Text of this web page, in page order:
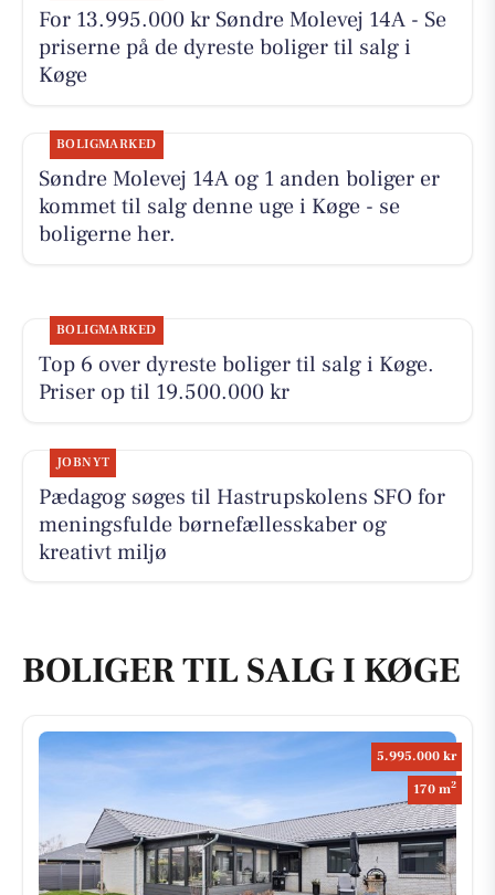
For 13.995.000 kr Søndre Molevej 14A - Se
priserne på de dyreste boliger til salg i
Køge
BOLIGMARKED
Søndre Molevej 14A og 1 anden boliger er
kommet til salg denne uge i Køge - se
boligerne her.
BOLIGMARKED
Top 6 over dyreste boliger til salg i Køge.
Priser op til 19.500.000 kr
JOBNYT
Pædagog søges til Hastrupskolens SFO for
meningsfulde børnefællesskaber og
kreativt miljø
BOLIGER TIL SALG I KØGE
5.995.000 kr
170 m2